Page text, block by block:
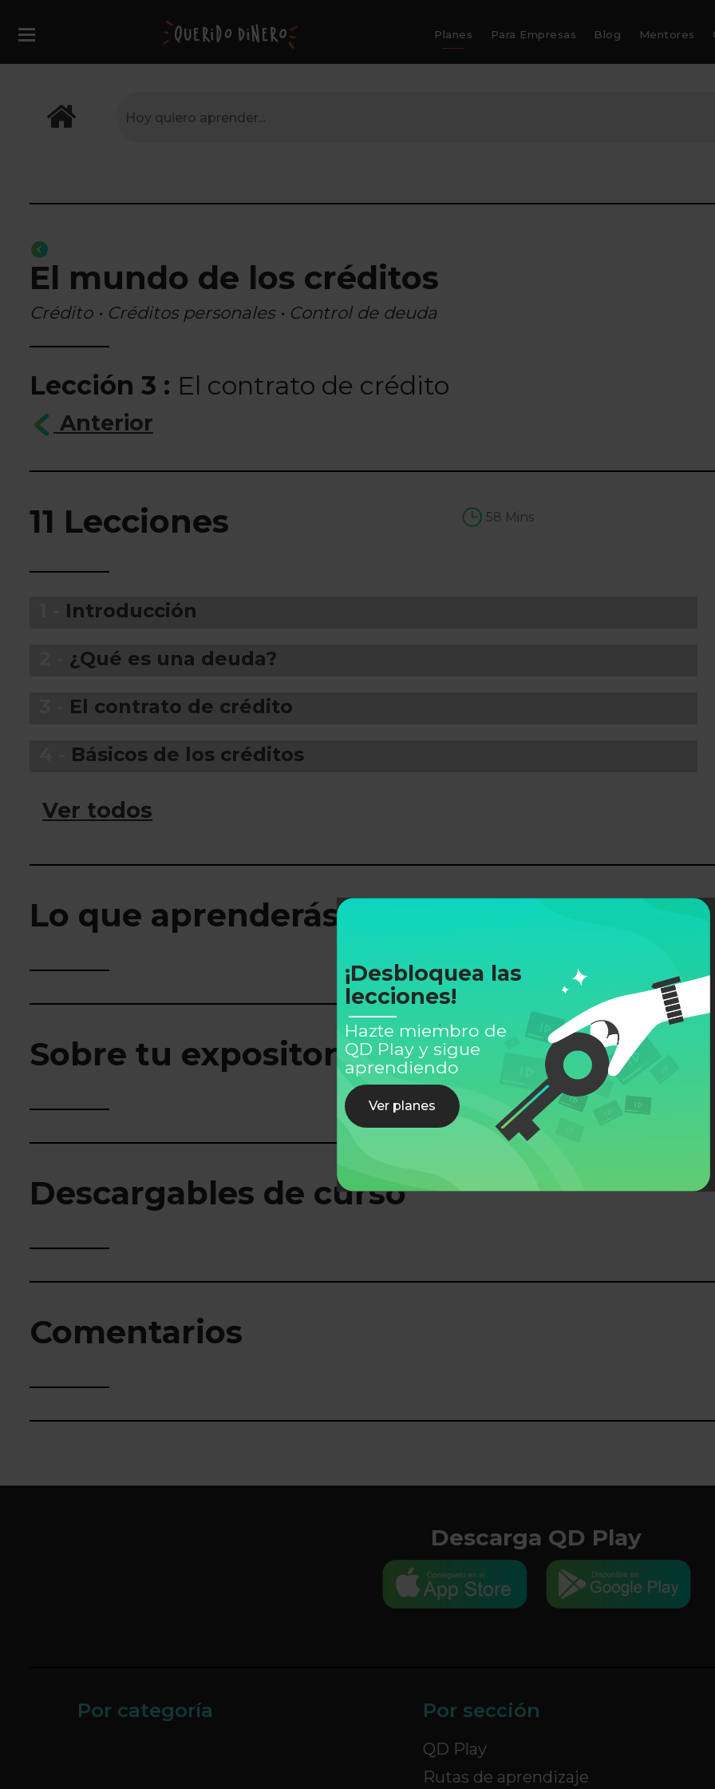
Planes Para Empresas Blog Mentores
¡Desbloquea las
lecciones!
Hazte miembro de
QD Play y sigue
aprendiendo
Ver planes
El mundo de los créditos
Crédito • Créditos personales • Control de deuda
Lección 3 : El contrato de crédito
Anterior
11 Lecciones 58 Mins
Introducción
¿Qué es una deuda?
El contrato de crédito
Básicos de los créditos
Ver todos
Lo que aprenderás
Sobre tu expositor
Descargables de curso
Comentarios
Descarga QD Play
Por categoría Por sección
QD Play
Rutas de aprendizaje